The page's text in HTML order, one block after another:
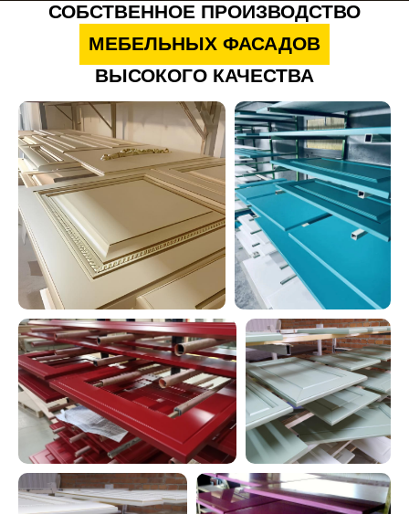
СОБСТВЕННОЕ ПРОИЗВОДСТВО
МЕБЕЛЬНЫХ ФАСАДОВ
ВЫСОКОГО КАЧЕСТВА